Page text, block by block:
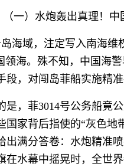
（一）水炮轰出真理！
海域，注定写入南海
领海。殊不知，中国
段，对闯岛菲船实施精
是，菲3014号公务船竟
国家背后指使的“灰色
出满分答卷：水炮精准
在水幕中摇晃时，全世